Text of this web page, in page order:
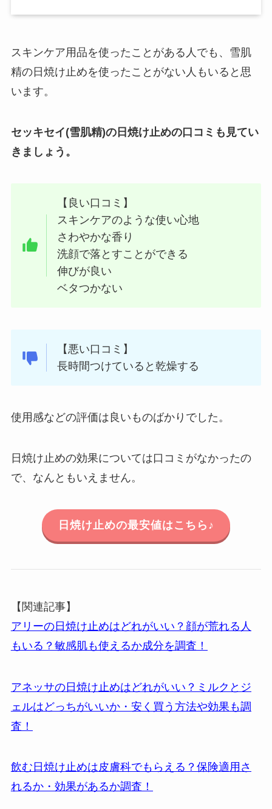
スキンケア用品を使ったことがある人でも、雪肌
精の日焼け止めを使ったことがない人もいると思
います。
セッキセイ(雪肌精)の日焼け止めの口コミも見てい
きましょう。
【良い口コミ】
スキンケアのような使い心地
さわやかな香り
洗顔で落とすことができる
伸びが良い
ベタつかない
【悪い口コミ】
長時間つけていると乾燥する
使用感などの評価は良いものばかりでした。
日焼け止めの効果については口コミがなかったの
で、なんともいえません。
日焼け止めの最安値はこちら♪
【関連記事】
アリーの日焼け止めはどれがいい？顔が荒れる人
もいる？敏感肌も使えるか成分を調査！
アネッサの日焼け止めはどれがいい？ミルクとジ
ェルはどっちがいいか・安く買う方法や効果も調
査！
飲む日焼け止めは皮膚科でもらえる？保険適用さ
れるか・効果があるか調査！